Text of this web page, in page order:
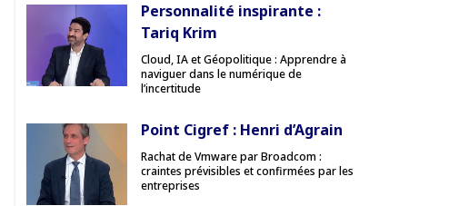
Personnalité inspirante :
Tariq Krim
Cloud, IA et Géopolitique : Apprendre à
naviguer dans le numérique de
l’incertitude
Point Cigref : Henri d’Agrain
Rachat de Vmware par Broadcom :
craintes prévisibles et confirmées par les
entreprises